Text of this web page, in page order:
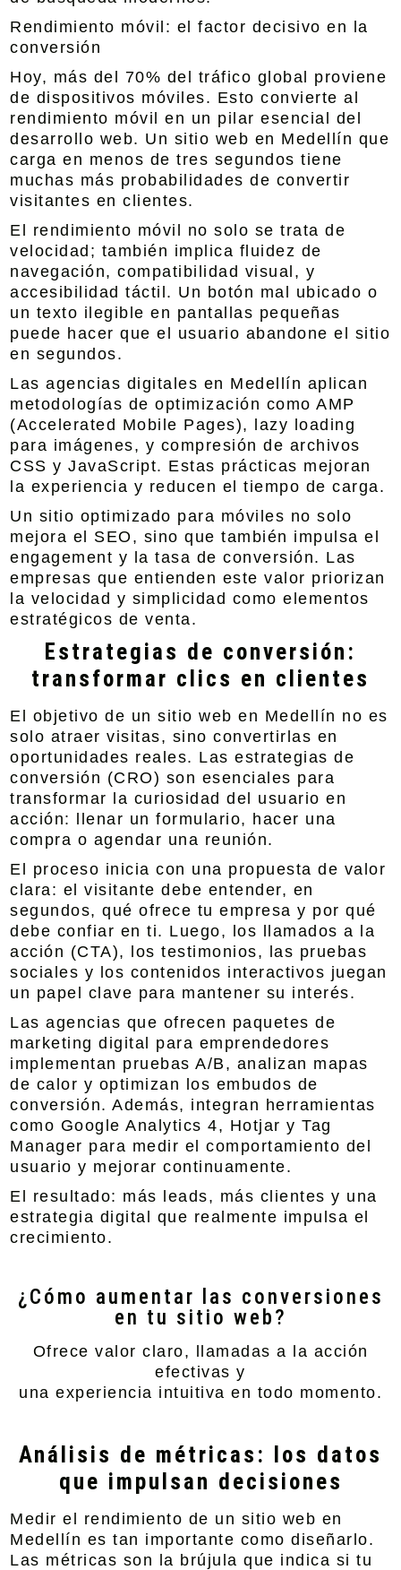
Rendimiento móvil: el factor decisivo en la
conversión
Hoy, más del 70% del tráfico global proviene
de dispositivos móviles. Esto convierte al
rendimiento móvil en un pilar esencial del
desarrollo web. Un sitio web en Medellín que
carga en menos de tres segundos tiene
muchas más probabilidades de convertir
visitantes en clientes.
El rendimiento móvil no solo se trata de
velocidad; también implica fluidez de
navegación, compatibilidad visual, y
accesibilidad táctil. Un botón mal ubicado o
un texto ilegible en pantallas pequeñas
puede hacer que el usuario abandone el sitio
en segundos.
Las agencias digitales en Medellín aplican
metodologías de optimización como AMP
(Accelerated Mobile Pages), lazy loading
para imágenes, y compresión de archivos
CSS y JavaScript. Estas prácticas mejoran
la experiencia y reducen el tiempo de carga.
Un sitio optimizado para móviles no solo
mejora el SEO, sino que también impulsa el
engagement y la tasa de conversión. Las
empresas que entienden este valor priorizan
la velocidad y simplicidad como elementos
estratégicos de venta.
Estrategias de conversión:
transformar clics en clientes
El objetivo de un sitio web en Medellín no es
solo atraer visitas, sino convertirlas en
oportunidades reales. Las estrategias de
conversión (CRO) son esenciales para
transformar la curiosidad del usuario en
acción: llenar un formulario, hacer una
compra o agendar una reunión.
El proceso inicia con una propuesta de valor
clara: el visitante debe entender, en
segundos, qué ofrece tu empresa y por qué
debe confiar en ti. Luego, los llamados a la
acción (CTA), los testimonios, las pruebas
sociales y los contenidos interactivos juegan
un papel clave para mantener su interés.
Las agencias que ofrecen paquetes de
marketing digital para emprendedores
implementan pruebas A/B, analizan mapas
de calor y optimizan los embudos de
conversión. Además, integran herramientas
como Google Analytics 4, Hotjar y Tag
Manager para medir el comportamiento del
usuario y mejorar continuamente.
El resultado: más leads, más clientes y una
estrategia digital que realmente impulsa el
crecimiento.
¿Cómo aumentar las conversiones
en tu sitio web?
Ofrece valor claro, llamadas a la acción
efectivas y
una experiencia intuitiva en todo momento.
Análisis de métricas: los datos
que impulsan decisiones
Medir el rendimiento de un sitio web en
Medellín es tan importante como diseñarlo.
Las métricas son la brújula que indica si tu